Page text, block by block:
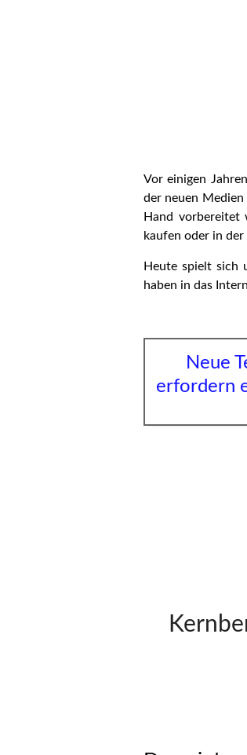
Vor einigen
der neuen
Hand vorbereitet
kaufen oder in
Heute spielt sich
haben in das
Neue
erfordern